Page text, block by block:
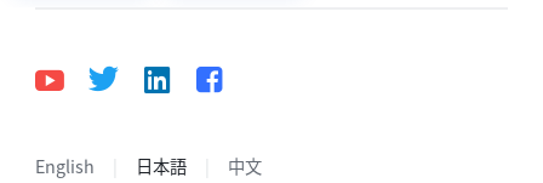
English 日本語 中文